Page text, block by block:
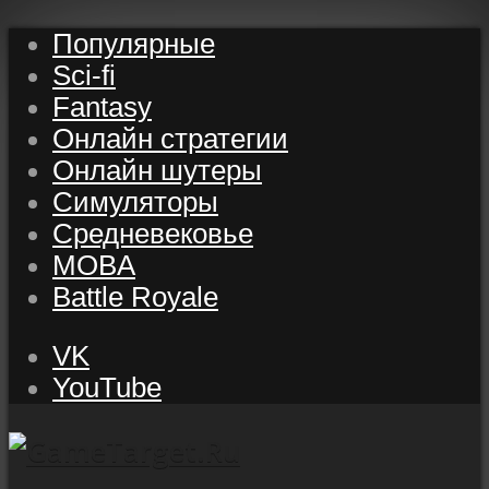
Популярные
Sci-fi
Fantasy
Онлайн стратегии
Онлайн шутеры
Симуляторы
Средневековье
MOBA
Battle Royale
VK
YouTube